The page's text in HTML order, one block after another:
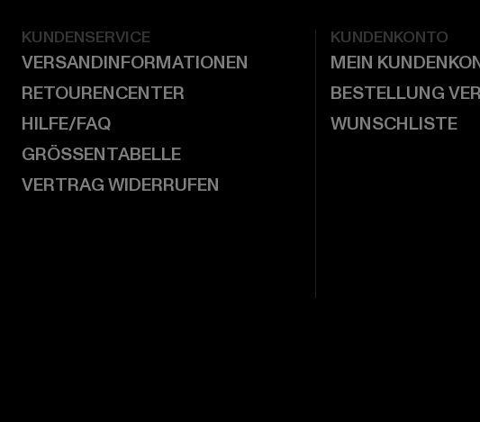
KUNDENSERVICE
VERSANDINFORMATIONEN
RETOURENCENTER
HILFE/FAQ
GRÖSSENTABELLE
VERTRAG WIDERRUFEN
KUNDENKONTO
MEIN
BESTELLUNG
WUNSCHLISTE